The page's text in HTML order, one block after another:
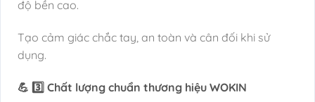
độ bền cao.
Tạo cảm giác chắc tay, an toàn và cân đối khi sử
dụng.
💪 3️⃣ Chất lượng chuẩn thương hiệu WOKIN